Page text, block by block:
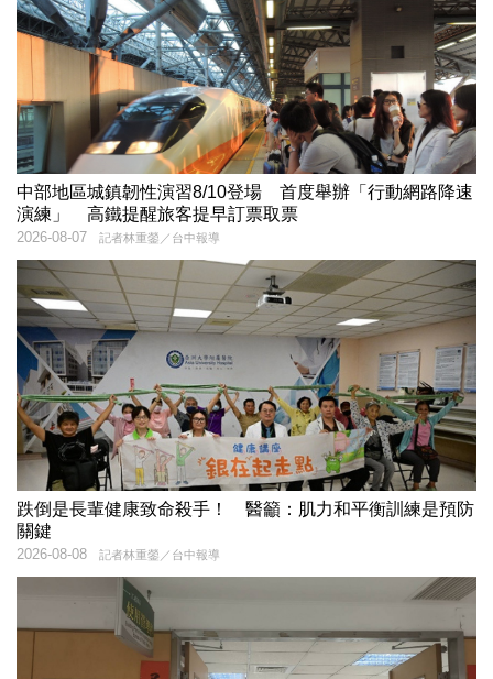
中部地區城鎮韌性演習8/10登場 首度舉辦「行動網路降速
演練」 高鐵提醒旅客提早訂票取票
記者林重鎣／台中報導
2026-08-07
跌倒是長輩健康致命殺手！ 醫籲：肌力和平衡訓練是預防
關鍵
記者林重鎣／台中報導
2026-08-08